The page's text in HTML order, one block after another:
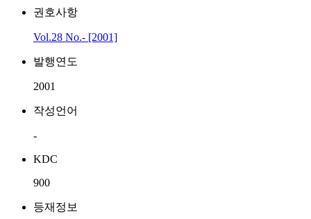
권호사항
Vol.28 No.- [2001]
발행연도
2001
작성언어
-
KDC
900
등재정보